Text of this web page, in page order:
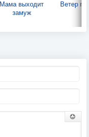
Мама выходит
замуж
Ветер